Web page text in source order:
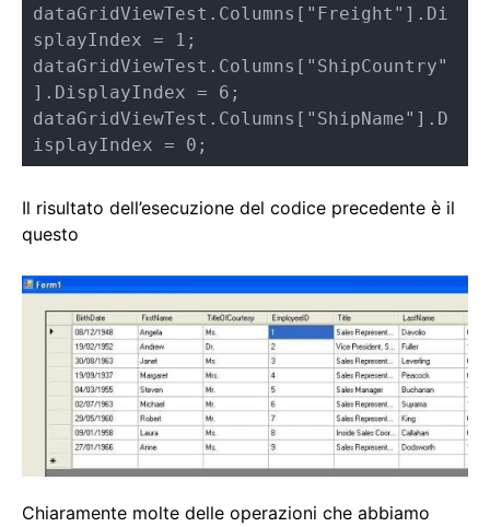
dataGridViewTest.Columns["Freight"].Di
splayIndex = 1;
dataGridViewTest.Columns["ShipCountry"
].DisplayIndex = 6;
dataGridViewTest.Columns["ShipName"].D
isplayIndex = 0;
Il risultato dell’esecuzione del codice precedente è il
questo
Chiaramente molte delle operazioni che abbiamo